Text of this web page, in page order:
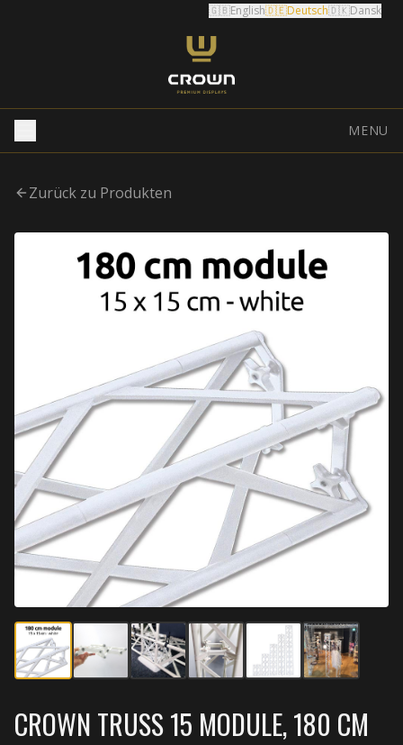
🇬🇧English🇩🇪Deutsch🇩🇰Dansk
MENU
Zurück zu Produkten
CROWN TRUSS 15 MODULE, 180 CM